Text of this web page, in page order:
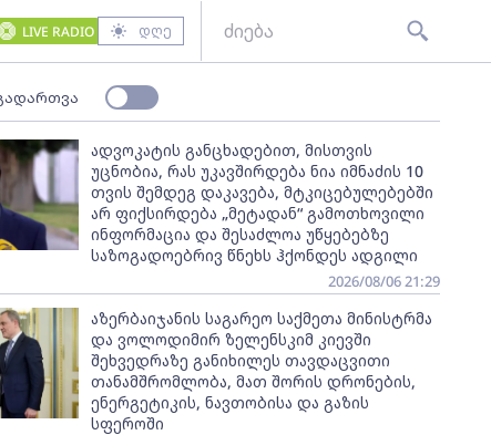
LIVE RADIO დღე
ადვოკატის განცხადებით, მისთვის
უცნობია, რას უკავშირდება ნია იმნაძის 10
თვის შემდეგ დაკავება, მტკიცებულებებში
არ ფიქსირდება „მეტადან“ გამოთხოვილი
ინფორმაცია და შესაძლოა უწყებებზე
საზოგადოებრივ წნეხს ჰქონდეს ადგილი
2026/08/06 21:29
აზერბაიჯანის საგარეო საქმეთა მინისტრმა
და ვოლოდიმირ ზელენსკიმ კიევში
შეხვედრაზე განიხილეს თავდაცვითი
თანამშრომლობა, მათ შორის დრონების,
ენერგეტიკის, ნავთობისა და გაზის
სფეროში